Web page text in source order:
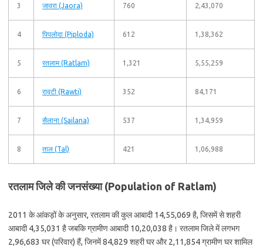
3 जावरा (Jaora) 760 2,43,070
4 पिपलोदा (Piploda) 612 1,38,362
5 रतलाम (Ratlam) 1,321 5,55,259
6 रावटी (Rawti) 352 84,171
7 सैलाना (Sailana) 537 1,34,959
8 ताल (Tal) 421 1,06,988
रतलाम जिले की जनसंख्या (Population of Ratlam)
2011 के आंकड़ों के अनुसार, रतलाम की कुल आबादी 14,55,069 है, जिसमें से शहरी
आबादी 4,35,031 है जबकि ग्रामीण आबादी 10,20,038 है। रतलाम जिले में लगभग
2,96,683 घर (परिवार) हैं, जिनमें 84,829 शहरी घर और 2,11,854 ग्रामीण घर शामिल